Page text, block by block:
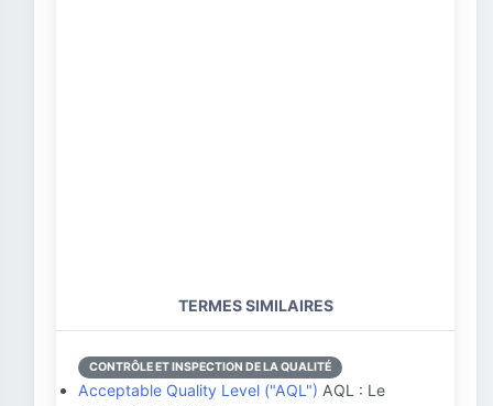
TERMES SIMILAIRES
CONTRÔLE ET INSPECTION DE LA QUALITÉ
Acceptable Quality Level ("AQL") AQL : Le